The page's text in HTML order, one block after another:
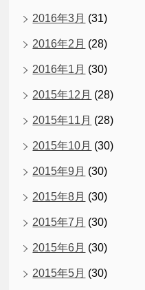
2016年3月 (31)
2016年2月 (28)
2016年1月 (30)
2015年12月 (28)
2015年11月 (28)
2015年10月 (30)
2015年9月 (30)
2015年8月 (30)
2015年7月 (30)
2015年6月 (30)
2015年5月 (30)